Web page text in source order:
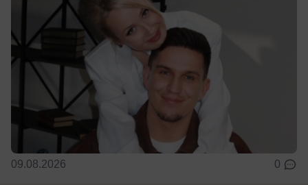
09.08.2026 0